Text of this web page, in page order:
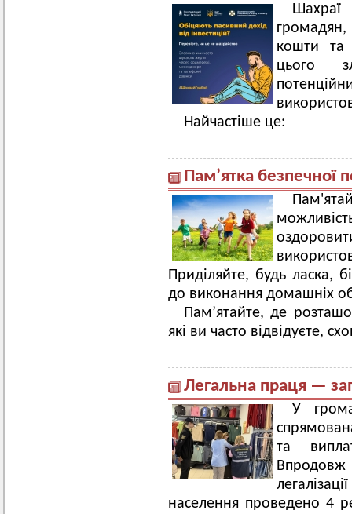
кошти та
цього
Найчастіше це:
Пам’ятка безпечної
Приділяйте, будь ласка,
до виконання домашніх
Пам’ятайте, де
які ви часто відвідуєте,
Легальна праця —
У
та
Впродовж
населення проведено 4